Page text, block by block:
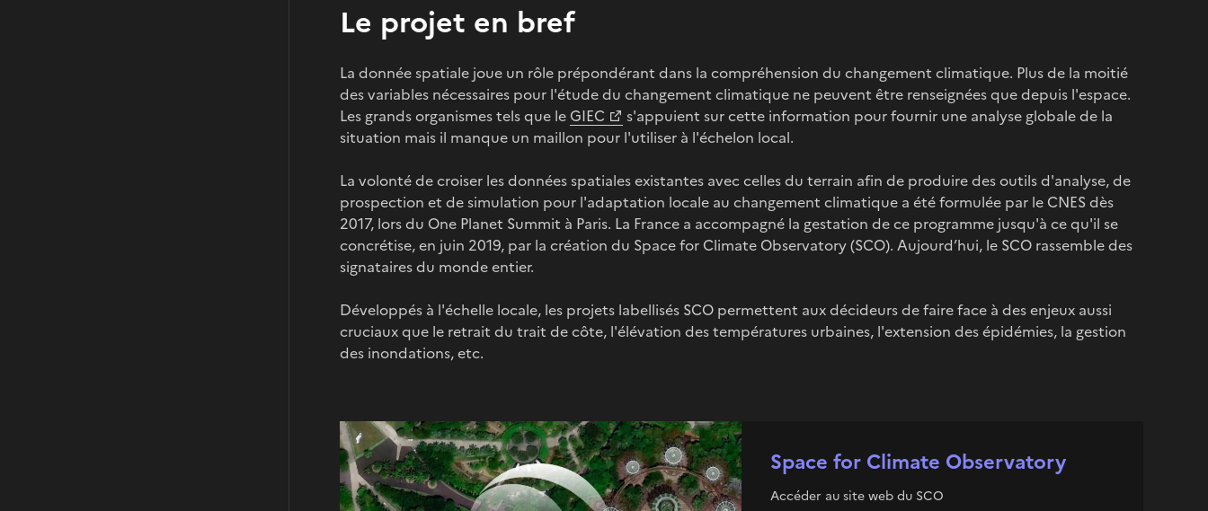
Le projet en bref
La donnée spatiale joue un rôle prépondérant dans la compréhension du changement climatique. Plus de la moitié
des variables nécessaires pour l'étude du changement climatique ne peuvent être renseignées que depuis l'espace.
Les grands organismes tels que le GIEC
s'appuient sur cette information pour fournir une analyse globale de la
situation mais il manque un maillon pour l'utiliser à l'échelon local.
La volonté de croiser les données spatiales existantes avec celles du terrain afin de produire des outils d'analyse, de
prospection et de simulation pour l'adaptation locale au changement climatique a été formulée par le CNES dès
2017, lors du One Planet Summit à Paris. La France a accompagné la gestation de ce programme jusqu'à ce qu'il se
concrétise, en juin 2019, par la création du Space for Climate Observatory (SCO). Aujourd’hui, le SCO rassemble des
signataires du monde entier.
Développés à l'échelle locale, les projets labellisés SCO permettent aux décideurs de faire face à des enjeux aussi
cruciaux que le retrait du trait de côte, l'élévation des températures urbaines, l'extension des épidémies, la gestion
des inondations, etc.
Space for Climate Observatory
Accéder au site web du SCO